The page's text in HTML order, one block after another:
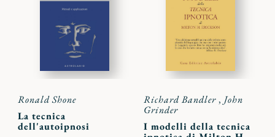
Ronald Shone
La tecnica
dell'autoipnosi
Richard Bandler, John
Grinder
I modelli della tecnica